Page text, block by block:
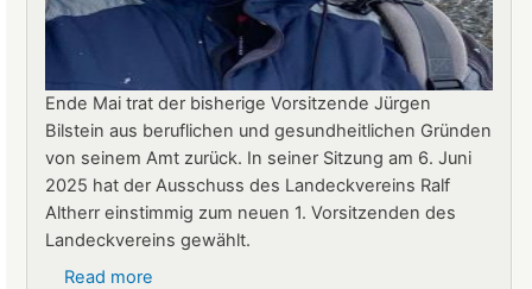
Ende Mai trat der bisherige Vorsitzende Jürgen
Bilstein aus beruflichen und gesundheitlichen Gründen
von seinem Amt zurück. In seiner Sitzung am 6. Juni
2025 hat der Ausschuss des Landeckvereins Ralf
Altherr einstimmig zum neuen 1. Vorsitzenden des
Landeckvereins gewählt.
Read more